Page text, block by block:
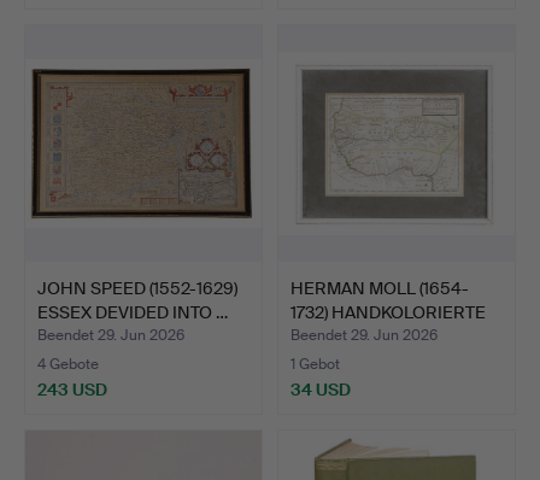
JOHN SPEED (1552-1629)
ESSEX DEVIDED INTO …
Beendet 29. Jun 2026
4 Gebote
243 USD
HERMAN MOLL (1654-
1732) HANDKOLORIERTE
KAR…
Beendet 29. Jun 2026
1 Gebot
34 USD